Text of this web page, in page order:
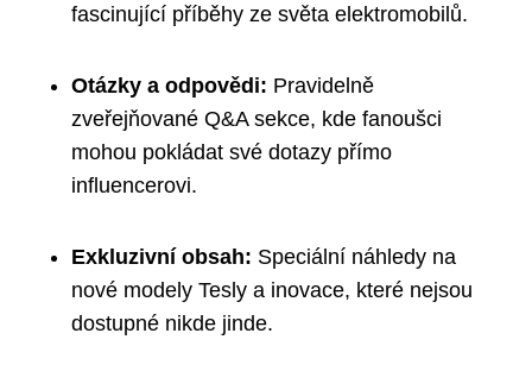
fascinující příběhy ze světa elektromobilů.
Otázky a odpovědi: Pravidelně
zveřejňované Q&A sekce, kde fanoušci
mohou pokládat své dotazy přímo
influencerovi.
Exkluzivní obsah: Speciální náhledy na
nové modely Tesly a inovace, které nejsou
dostupné nikde jinde.